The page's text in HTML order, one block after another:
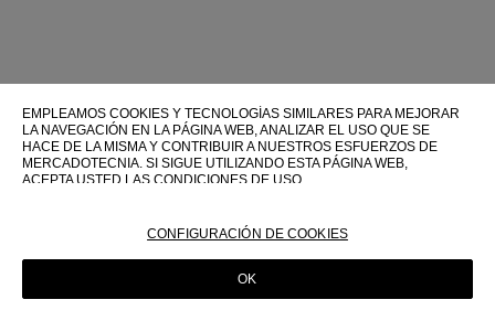
EMPLEAMOS COOKIES Y TECNOLOGÍAS SIMILARES PARA MEJORAR
LA NAVEGACIÓN EN LA PÁGINA WEB, ANALIZAR EL USO QUE SE
HACE DE LA MISMA Y CONTRIBUIR A NUESTROS ESFUERZOS DE
MERCADOTECNIA. SI SIGUE UTILIZANDO ESTA PÁGINA WEB,
ACEPTA USTED LAS CONDICIONES DE USO.
SOBRE SU USO EN ESTA PÁGINA WEB, CONSULTE NUESTRA
CONFIGURACIÓN DE COOKIES
OK